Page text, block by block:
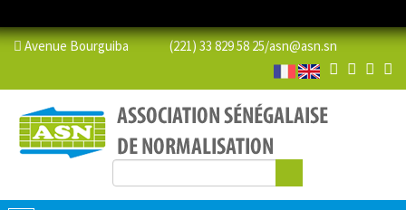
Avenue Bourguiba (221) 33 829 58 25/asn@asn.sn
Formulaire de recherche